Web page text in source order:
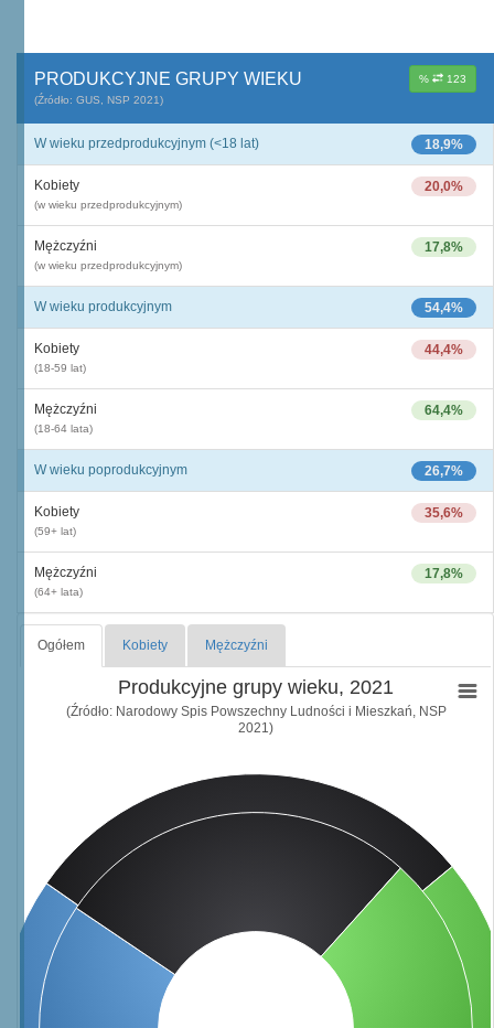
% 123
PRODUKCYJNE GRUPY WIEKU
(Źródło: GUS, NSP 2021)
18,9%
W wieku przedprodukcyjnym (<18 lat)
20,0%
Kobiety
(w wieku przedprodukcyjnym)
17,8%
Mężczyźni
(w wieku przedprodukcyjnym)
54,4%
W wieku produkcyjnym
44,4%
Kobiety
(18-59 lat)
64,4%
Mężczyźni
(18-64 lata)
26,7%
W wieku poprodukcyjnym
35,6%
Kobiety
(59+ lat)
17,8%
Mężczyźni
(64+ lata)
Ogółem Kobiety Mężczyźni
Produkcyjne grupy wieku, 2021
(Źródło: Narodowy Spis Powszechny Ludności i Mieszkań, NSP
2021)